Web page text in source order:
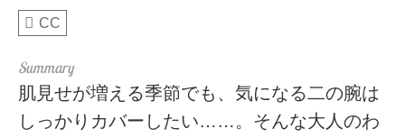
CC
肌見せが増える季節でも、気になる二の腕は
しっかりカバーしたい……。そんな大人のわ